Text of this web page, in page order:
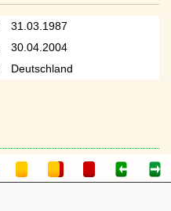
31.03.1987
30.04.2004
Deutschland